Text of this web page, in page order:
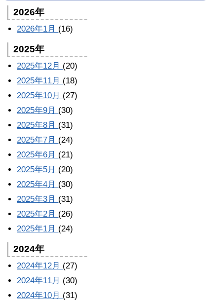
2026年
2026年1月 (16)
2025年
2025年12月 (20)
2025年11月 (18)
2025年10月 (27)
2025年9月 (30)
2025年8月 (31)
2025年7月 (24)
2025年6月 (21)
2025年5月 (20)
2025年4月 (30)
2025年3月 (31)
2025年2月 (26)
2025年1月 (24)
2024年
2024年12月 (27)
2024年11月 (30)
2024年10月 (31)